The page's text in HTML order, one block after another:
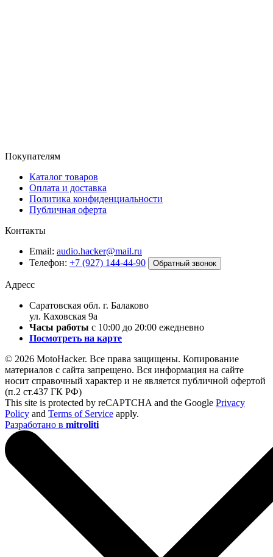
Покупателям
Каталог товаров
Оплата и доставка
Политика конфиденциальности
Публичная оферта
Контакты
Email: audio.hacker@mail.ru
Телефон: +7 (927) 144-44-90 Обратный звонок
Адресс
Саратовская обл. г. Балаково
ул. Каховская 9а
Часы работы с 10:00 до 20:00 ежедневно
Посмотреть на карте
© 2026 MotoHacker. Все права защищены. Копирование
материалов с сайта запрещено. Вся информация на сайте
носит справочный характер и не является публичной офертой
(п.2 ст.437 ГК РФ)
This site is protected by reCAPTCHA and the Google Privacy
Policy and Terms of Service apply.
Разработано в mitroliti